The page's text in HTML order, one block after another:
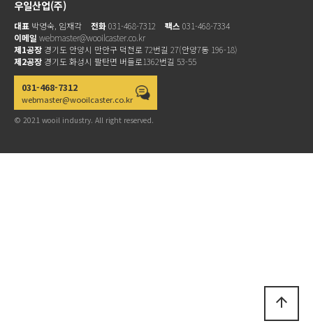
우일산업(주)
대표 박영숙, 임재각 전화031-468-7312 팩스 031-468-7334
이메일 webmaster@wooilcaster.co.kr
제1공장 경기도 안양시 만안구 덕천로 72번길 27(안양7동 196-18)
제2공장 경기도 화성시 팔탄면 버들로1362번길 53-55
031-468-7312
webmaster@wooilcaster.co.kr
© 2021 wooil industry. All right reserved.
arrow_upward